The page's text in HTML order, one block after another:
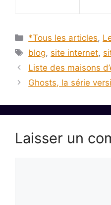
Catégories
*Tous les articles,
Étiquettes
blog, site internet,
Liste des maisons
Ghosts, la série
Laisser un